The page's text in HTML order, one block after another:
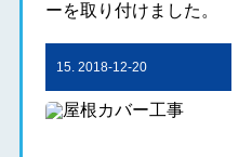
ーを取り付けました。
15. 2018-12-20